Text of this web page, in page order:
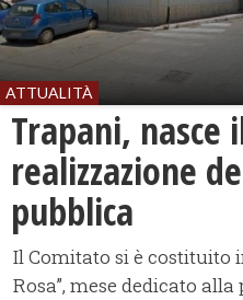
ATTUALITÀ
Trapani, nasce
realizzazione
pubblica
Il Comitato si è costituito
Rosa”, mese dedicato